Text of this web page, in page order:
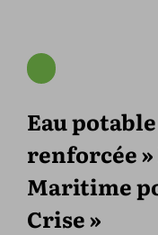
Eau
renforcée
Maritime
Crise »